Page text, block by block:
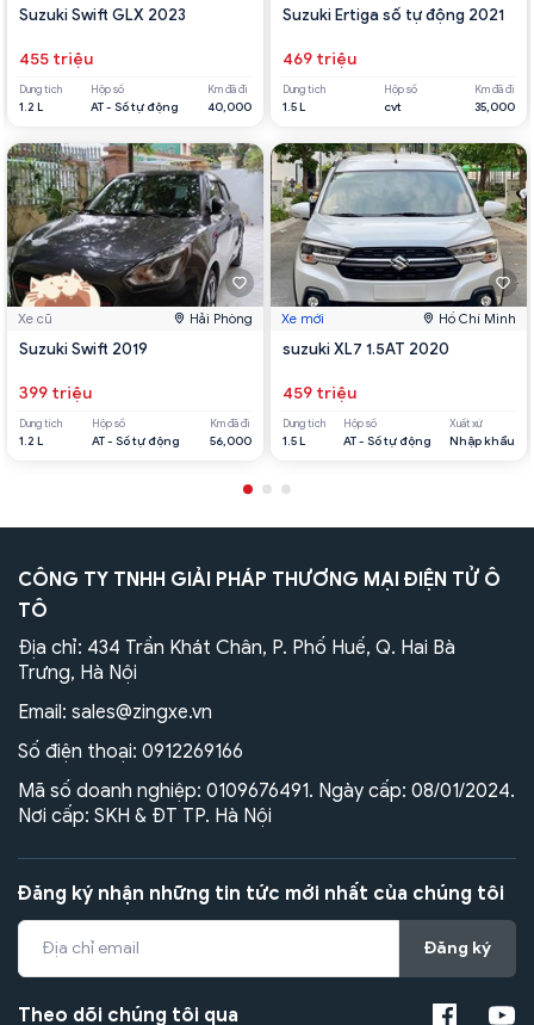
Suzuki Swift GLX 2023
455 triệu
Dung tích
1.2 L
Hộp số
AT - Số tự động
Km đã đi
40,000
Xe cũ Hải Phòng
Suzuki Swift 2019
399 triệu
Dung tích
1.2 L
Hộp số
AT - Số tự động
Km đã đi
56,000
Suzuki Ertiga số tự động 2021
469 triệu
Dung tích
1.5 L
Hộp số
cvt
Km đã đi
35,000
Xe mới Hồ Chí Minh
suzuki XL7 1.5AT 2020
459 triệu
Dung tích
1.5 L
Hộp số
AT - Số tự động
Xuất xứ
Nhập khẩu
CÔNG TY TNHH GIẢI PHÁP THƯƠNG MẠI ĐIỆN TỬ Ô
TÔ
Địa chỉ: 434 Trần Khát Chân, P. Phố Huế, Q. Hai Bà
Trưng, Hà Nội
Email: sales@zingxe.vn
Số điện thoại: 0912269166
Mã số doanh nghiệp: 0109676491. Ngày cấp: 08/01/2024.
Nơi cấp: SKH & ĐT TP. Hà Nội
Đăng ký nhận những tin tức mới nhất của chúng tôi
Đăng ký
Theo dõi chúng tôi qua